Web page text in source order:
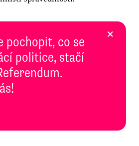
pochopit, co se
politice, stačí
×